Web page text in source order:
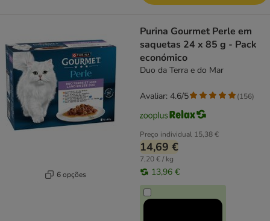
6 opções
Purina Gourmet Perle em
saquetas 24 x 85 g - Pack
económico
Duo da Terra e do Mar
Preço individual 15,38 €
14,69 €
7,20 € / kg
13,96 €
Avaliar: 4.6/5 (156)